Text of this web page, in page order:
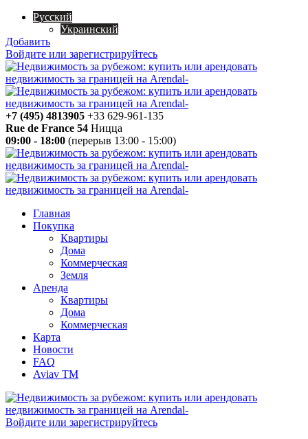
Русский
Украинский
Добавить
Войдите или зарегистрируйтесь
+7 (495) 4813905 +33 629-961-135
Rue de France 54 Ницца
09:00 - 18:00 (перерыв 13:00 - 15:00)
Главная
Покупка
Квартиры
Дома
Коммерческая
Земля
Аренда
Квартиры
Дома
Коммерческая
Карта
Новости
FAQ
Aviav TM
Войдите или зарегистрируйтесь